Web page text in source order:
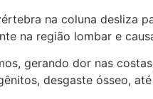
na coluna desliza
na região lombar e
gerando dor nas
desgaste ósseo,